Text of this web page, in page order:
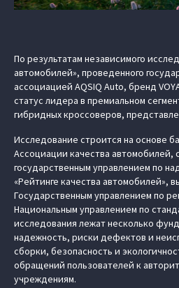
По результатам независимого
автомобилей», проведенного
ассоциацией AQSIQ Auto, бренд
статус лидера в премиальном
гибридных кроссоверов,
Исследование строится на основе
Ассоциации качества автомобилей,
государственным управлением по
«Рейтинге качества автомобилей»,
Государственным управлением по
Национальным управлением по
исследования лежат несколько
надежность, риски дефектов и
сборки, безопасность и
обращений пользователей к
учреждениям.